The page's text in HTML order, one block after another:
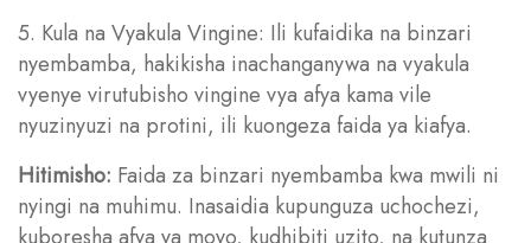
5. Kula na Vyakula Vingine: Ili kufaidika na binzari
nyembamba, hakikisha inachanganywa na vyakula
vyenye virutubisho vingine vya afya kama vile
nyuzinyuzi na protini, ili kuongeza faida ya kiafya.
Hitimisho: Faida za binzari nyembamba kwa mwili ni
nyingi na muhimu. Inasaidia kupunguza uchochezi,
kuboresha afya ya moyo, kudhibiti uzito, na kutunza